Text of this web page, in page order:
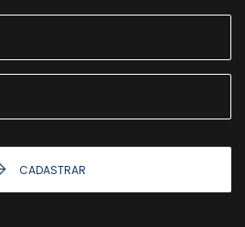
CADASTRAR